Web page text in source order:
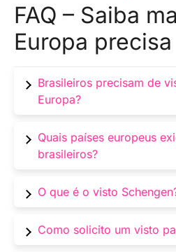
FAQ – Saiba
Europa
Brasileiros precisam de
Europa?
Em alguns países sim,
área Schengen. Confira
específicos.
Quais países europeus
brasileiros?
Países como Rússia e
visto. Outros, dentro da
O que é o visto
É um visto que permite
europeus por até 90 dias
Como solicito um visto